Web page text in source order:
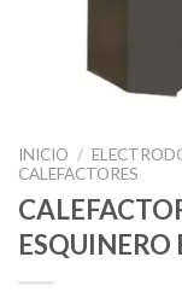
INICIO /
CALEFACTORES
ESQUINERO